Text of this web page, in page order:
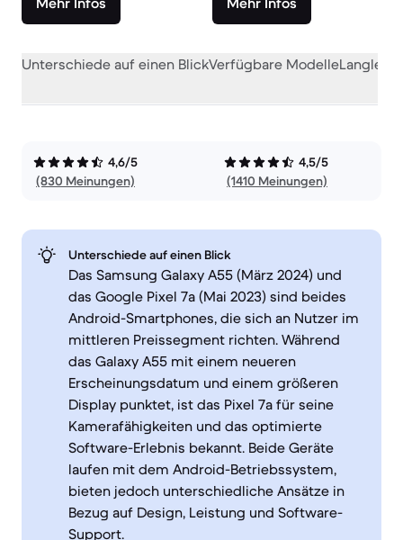
Unterschiede auf einen BlickVerfügbare Modelle
4,6/5
(830 Meinungen)
4,5/5
(1410 Meinungen)
Unterschiede auf einen Blick
Das Samsung Galaxy A55 (März 2024) und
das Google Pixel 7a (Mai 2023) sind beides
Android-Smartphones, die sich an Nutzer im
mittleren Preissegment richten. Während
das Galaxy A55 mit einem neueren
Erscheinungsdatum und einem größeren
Display punktet, ist das Pixel 7a für seine
Kamerafähigkeiten und das optimierte
Software-Erlebnis bekannt. Beide Geräte
laufen mit dem Android-Betriebssystem,
bieten jedoch unterschiedliche Ansätze in
Bezug auf Design, Leistung und Software-
Support.